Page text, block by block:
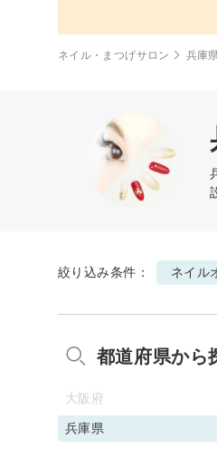
ネイル・まつげサロン 兵庫県
絞り込み条件： ネイル
都道府県から
大阪府
兵庫県